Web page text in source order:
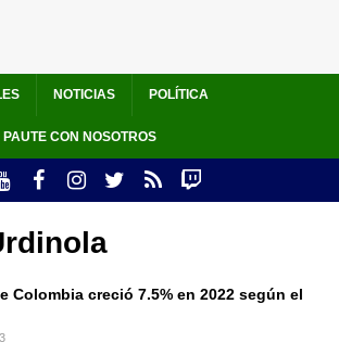
NOTICIAS POLÍTICA
PAUTE CON NOSOTROS
Colombia creció 7.5% en 2022 según el